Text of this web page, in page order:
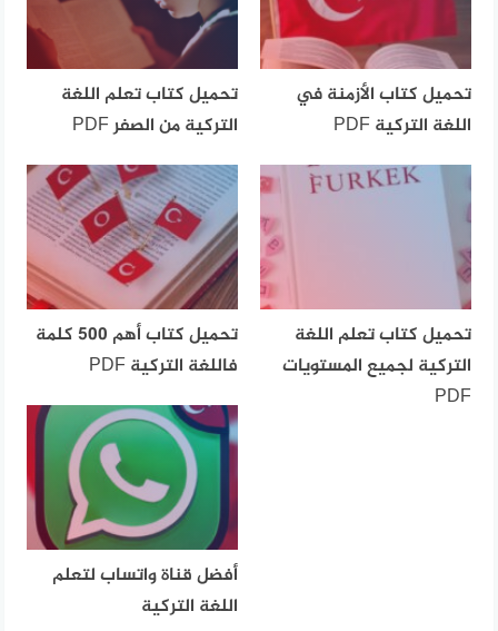
تحميل كتاب الأزمنة في
اللغة التركية PDF
تحميل كتاب تعلم اللغة
التركية من الصفر PDF
تحميل كتاب تعلم اللغة
التركية لجميع المستويات
PDF
تحميل كتاب أهم 500 كلمة
فاللغة التركية PDF
أفضل قناة واتساب لتعلم
اللغة التركية